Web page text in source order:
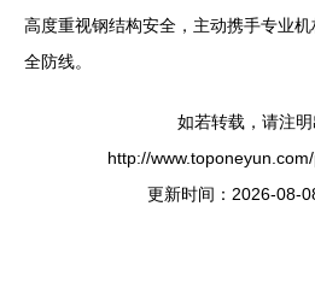
高度重视钢结构安全，主动携手专业
全防线。
如若转载，请注明
http://
更新时间：2026-08-